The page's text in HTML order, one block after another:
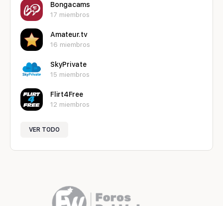
Bongacams
17 miembros
Amateur.tv
16 miembros
SkyPrivate
15 miembros
Flirt4Free
12 miembros
VER TODO